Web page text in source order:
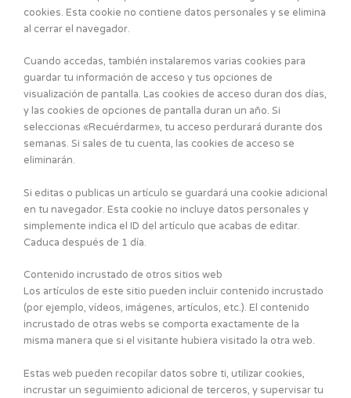
cookies. Esta cookie no contiene datos personales y se elimina
al cerrar el navegador.
Cuando accedas, también instalaremos varias cookies para
guardar tu información de acceso y tus opciones de
visualización de pantalla. Las cookies de acceso duran dos días,
y las cookies de opciones de pantalla duran un año. Si
seleccionas «Recuérdarme», tu acceso perdurará durante dos
semanas. Si sales de tu cuenta, las cookies de acceso se
eliminarán.
Si editas o publicas un artículo se guardará una cookie adicional
en tu navegador. Esta cookie no incluye datos personales y
simplemente indica el ID del artículo que acabas de editar.
Caduca después de 1 día.
Contenido incrustado de otros sitios web
Los artículos de este sitio pueden incluir contenido incrustado
(por ejemplo, vídeos, imágenes, artículos, etc.). El contenido
incrustado de otras webs se comporta exactamente de la
misma manera que si el visitante hubiera visitado la otra web.
Estas web pueden recopilar datos sobre ti, utilizar cookies,
incrustar un seguimiento adicional de terceros, y supervisar tu